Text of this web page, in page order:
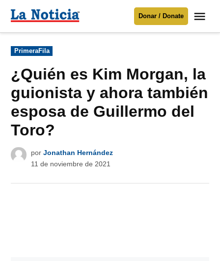
Para mantenerte informado necesitamos
Donar
contenido
Noticia
Donar / Donate
Publicado
en
PrimeraFila
¿Quién es Kim Morgan, la
guionista y ahora también
esposa de Guillermo del
Toro?
por Jonathan Hernández
11 de noviembre de 2021